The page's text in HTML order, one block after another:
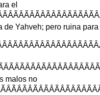
el
de Yahveh; pero ruina para
malos no